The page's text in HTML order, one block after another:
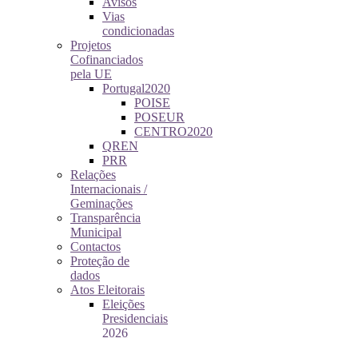
Vias
condicionadas
Projetos
Cofinanciados
pela UE
Portugal2020
POISE
POSEUR
CENTRO2020
QREN
PRR
Relações
Internacionais /
Geminações
Transparência
Municipal
Contactos
Proteção de
dados
Atos Eleitorais
Eleições
Presidenciais
2026